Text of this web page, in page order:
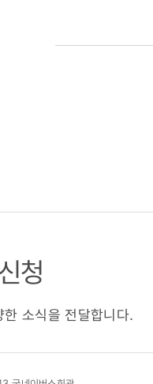
청
소식을 전달합니다.